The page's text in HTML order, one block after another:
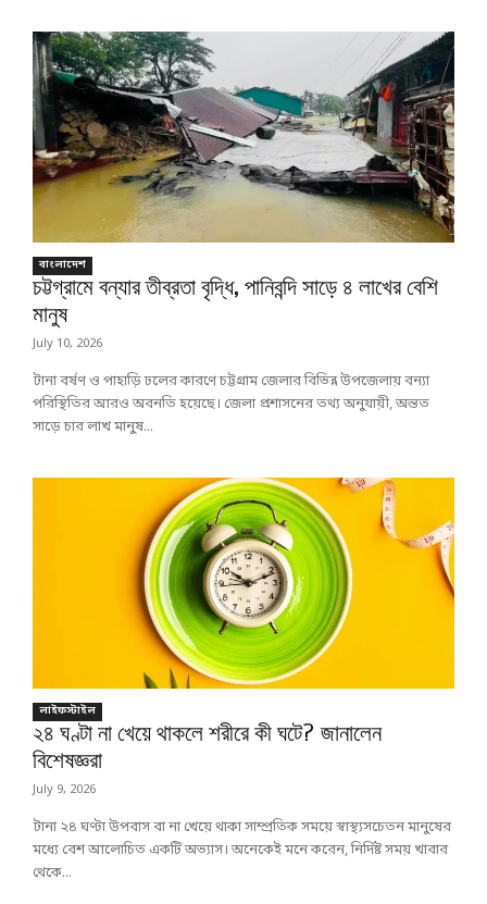
বাংলাদেশ
চট্টগ্রামে বন্যার তীব্রতা বৃদ্ধি, পানিবন্দি সাড়ে ৪ লাখের বেশি
মানুষ
July 10, 2026
টানা বর্ষণ ও পাহাড়ি ঢলের কারণে চট্টগ্রাম জেলার বিভিন্ন উপজেলায় বন্যা
পরিস্থিতির আরও অবনতি হয়েছে। জেলা প্রশাসনের তথ্য অনুযায়ী, অন্তত
সাড়ে চার লাখ মানুষ...
লাইফস্টাইল
২৪ ঘণ্টা না খেয়ে থাকলে শরীরে কী ঘটে? জানালেন
বিশেষজ্ঞরা
July 9, 2026
টানা ২৪ ঘণ্টা উপবাস বা না খেয়ে থাকা সাম্প্রতিক সময়ে স্বাস্থ্যসচেতন মানুষের
মধ্যে বেশ আলোচিত একটি অভ্যাস। অনেকেই মনে করেন, নির্দিষ্ট সময় খাবার
থেকে...